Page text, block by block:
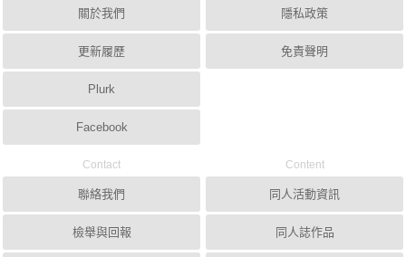
關於我們
更新履歷
Plurk
Facebook
隱私政策
免責聲明
Contact
聯絡我們
檢舉與回報
Content
同人活動資訊
同人誌作品